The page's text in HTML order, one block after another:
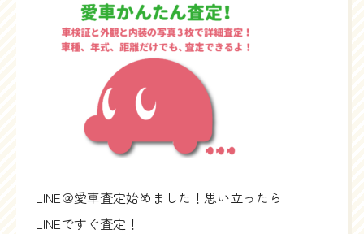
LINE＠愛車査定始めました！思い立ったら
LINEですぐ査定！